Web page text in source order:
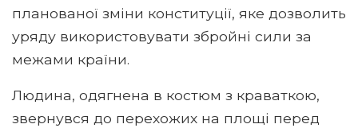
планованої зміни конституції, яке дозволить
уряду використовувати збройні сили за
межами країни.
Людина, одягнена в костюм з краваткою,
звернувся до перехожих на площі перед